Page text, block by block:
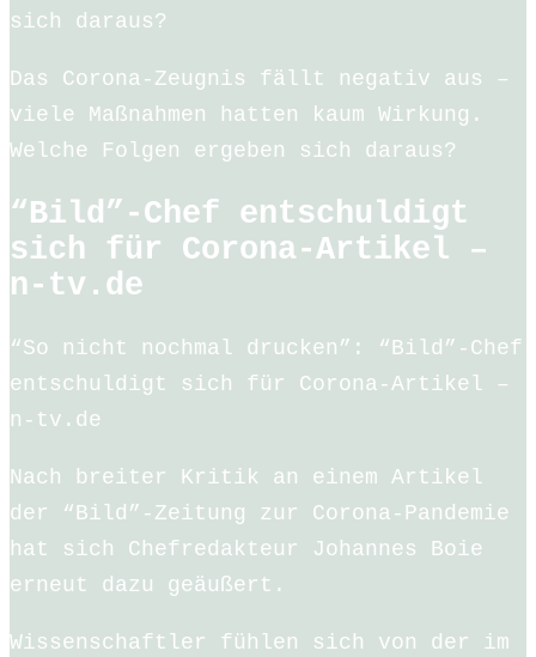
sich daraus?
Das Corona-Zeugnis fällt negativ aus –
viele Maßnahmen hatten kaum Wirkung.
Welche Folgen ergeben sich daraus?
“Bild”-Chef entschuldigt
sich für Corona-Artikel –
n-tv.de
“So nicht nochmal drucken”: “Bild”-Chef
entschuldigt sich für Corona-Artikel –
n-tv.de
Nach breiter Kritik an einem Artikel
der “Bild”-Zeitung zur Corona-Pandemie
hat sich Chefredakteur Johannes Boie
erneut dazu geäußert.
Wissenschaftler fühlen sich von der im